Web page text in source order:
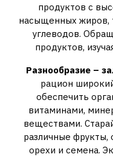
продуктов с
насыщенных жиров,
углеводов.
продуктов,
Разнообразие –
рацион
обеспечить
витаминами,
веществами.
различные фрукты,
орехи и семена.